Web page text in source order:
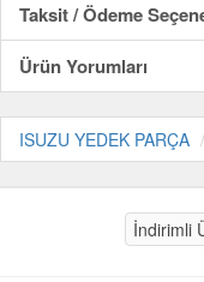
Taksit / Ödeme
Ürün Yorumları
ISUZU YEDEK PARÇA
İndirimli